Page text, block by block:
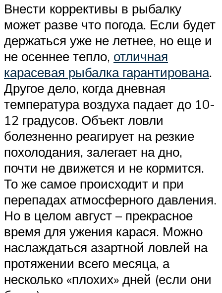
Внести коррективы в рыбалку
может разве что погода. Если будет
держаться уже не летнее, но еще и
не осеннее тепло, отличная
карасевая рыбалка гарантирована.
Другое дело, когда дневная
температура воздуха падает до 10-
12 градусов. Объект ловли
болезненно реагирует на резкие
похолодания, залегает на дно,
почти не движется и не кормится.
То же самое происходит и при
перепадах атмосферного давления.
Но в целом август – прекрасное
время для ужения карася. Можно
наслаждаться азартной ловлей на
протяжении всего месяца, а
несколько «плохих» дней (если они